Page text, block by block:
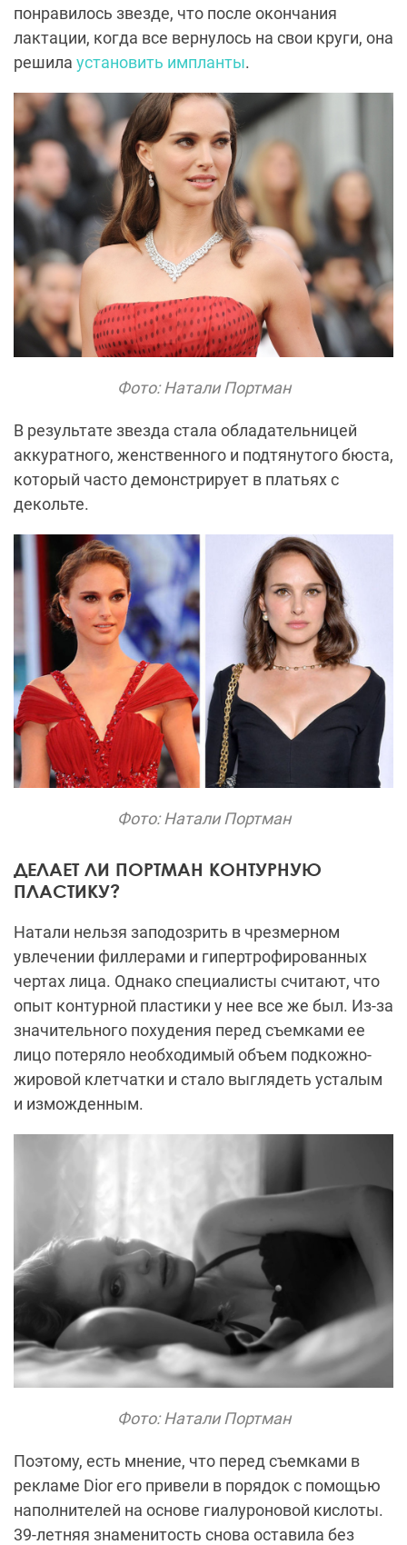
понравилось звезде, что после окончания
лактации, когда все вернулось на свои круги, она
решила установить импланты.
Фото: Натали Портман
В результате звезда стала обладательницей
аккуратного, женственного и подтянутого бюста,
который часто демонстрирует в платьях с
декольте.
Фото: Натали Портман
ДЕЛАЕТ ЛИ ПОРТМАН КОНТУРНУЮ
ПЛАСТИКУ?
Натали нельзя заподозрить в чрезмерном
увлечении филлерами и гипертрофированных
чертах лица. Однако специалисты считают, что
опыт контурной пластики у нее все же был. Из-за
значительного похудения перед съемками ее
лицо потеряло необходимый объем подкожно-
жировой клетчатки и стало выглядеть усталым
и изможденным.
Фото: Натали Портман
Поэтому, есть мнение, что перед съемками в
рекламе Dior его привели в порядок с помощью
наполнителей на основе гиалуроновой кислоты.
39-летняя знаменитость снова оставила без